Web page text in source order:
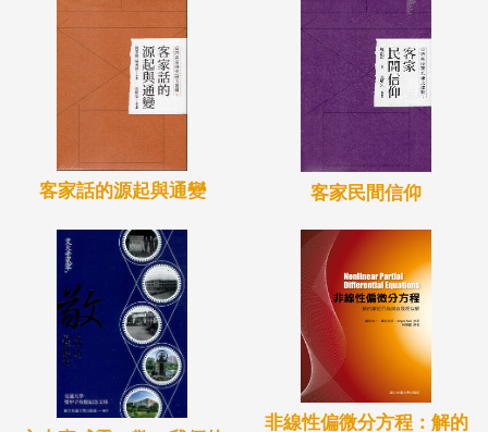
客家話的源起與通變 客家民間信仰
非線性偏微分方程：解的